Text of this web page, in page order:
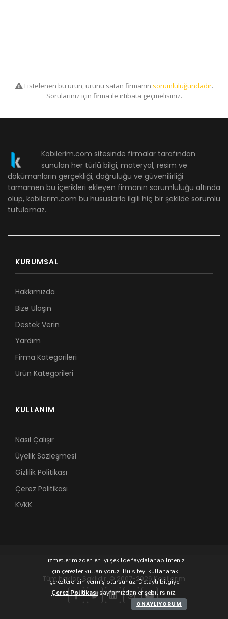
Listelenen bu ürün, ürünü satan firmanın sorumluluğundadır.
Sorularınız için firma ile irtibata geçmelisiniz.
Kobilerim.com sitesinde firmalar tarafından
sunulan her türlü bilgi, materyal, resim ve
dökümanların gerçekliği, doğruluğu ve güvenilirliği
tamamen bu içerikleri ekleyen firmanın sorumluluğu altında
olup, kobilerim.com bu hususlarla ilgili hiç bir şekilde sorumlu
tutulamaz.
KURUMSAL
Hakkımızda
Bize Ulaşın
Destek Verin
Yardım
Firma Kategorileri
Ürün Kategorileri
KULLANIM
Nasıl Çalışır
Üyelik Sözleşmesi
Gizlilik Politikası
Çerez Politikası
KVKK
Tüm hakları Saklıdır. © 2007-2026 Kobilerim
Hizmetlerimizden en iyi şekilde faydalanabilmeniz
için çerezler kullanıyoruz. Bu siteyi kullanarak
çerezlere izin vermiş olursunuz. Detaylı bilgiye
Çerez Politikasısayfamızdan erişebilirsiniz.
ONAYLIYORUM